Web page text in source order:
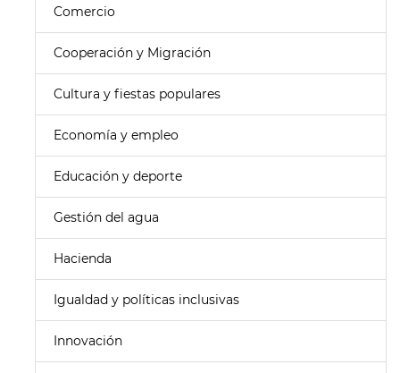
Comercio
Cooperación y Migración
Cultura y fiestas populares
Economía y empleo
Educación y deporte
Gestión del agua
Hacienda
Igualdad y políticas inclusivas
Innovación